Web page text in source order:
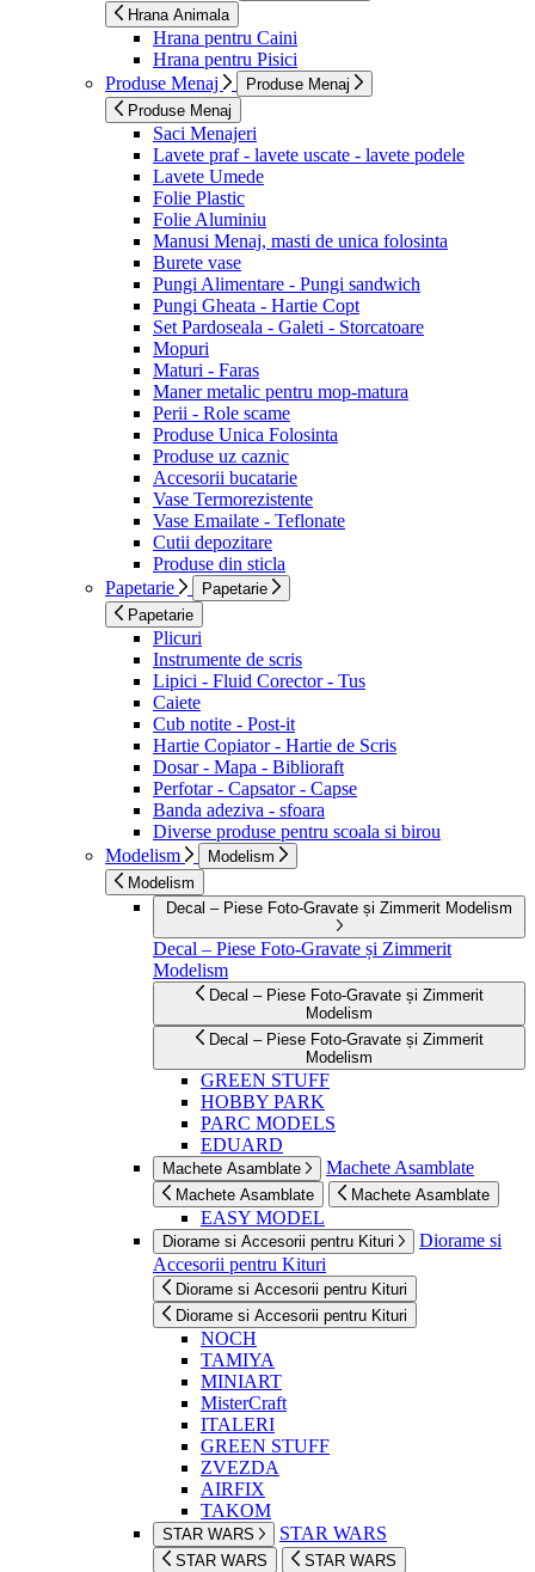
Hrana Animala
Hrana pentru Caini
Hrana pentru Pisici
Produse Menaj
Produse Menaj
Produse Menaj
Saci Menajeri
Lavete praf - lavete uscate - lavete podele
Lavete Umede
Folie Plastic
Folie Aluminiu
Manusi Menaj, masti de unica folosinta
Burete vase
Pungi Alimentare - Pungi sandwich
Pungi Gheata - Hartie Copt
Set Pardoseala - Galeti - Storcatoare
Mopuri
Maturi - Faras
Maner metalic pentru mop-matura
Perii - Role scame
Produse Unica Folosinta
Produse uz caznic
Accesorii bucatarie
Vase Termorezistente
Vase Emailate - Teflonate
Cutii depozitare
Produse din sticla
Papetarie
Papetarie
Papetarie
Plicuri
Instrumente de scris
Lipici - Fluid Corector - Tus
Caiete
Cub notite - Post-it
Hartie Copiator - Hartie de Scris
Dosar - Mapa - Biblioraft
Perfotar - Capsator - Capse
Banda adeziva - sfoara
Diverse produse pentru scoala si birou
Modelism
Modelism
Modelism
Decal – Piese Foto-Gravate și Zimmerit Modelism
Decal – Piese Foto-Gravate și Zimmerit
Modelism
Decal – Piese Foto-Gravate și Zimmerit
Modelism
Decal – Piese Foto-Gravate și Zimmerit
Modelism
GREEN STUFF
HOBBY PARK
PARC MODELS
EDUARD
Machete Asamblate Machete Asamblate
Machete Asamblate Machete Asamblate
EASY MODEL
Diorame si Accesorii pentru Kituri
Diorame si
Accesorii pentru Kituri
Diorame si Accesorii pentru Kituri
Diorame si Accesorii pentru Kituri
NOCH
TAMIYA
MINIART
MisterCraft
ITALERI
GREEN STUFF
ZVEZDA
AIRFIX
TAKOM
STAR WARS STAR WARS
STAR WARS STAR WARS